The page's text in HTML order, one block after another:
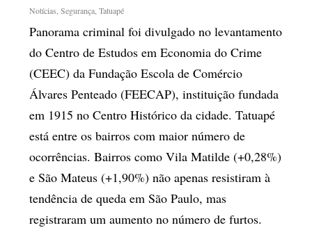
Notícias ,Segurança ,Tatuapé
Panorama criminal foi divulgado no levantamento
do Centro de Estudos em Economia do Crime
(CEEC) da Fundação Escola de Comércio
Álvares Penteado (FEECAP), instituição fundada
em 1915 no Centro Histórico da cidade. Tatuapé
está entre os bairros com maior número de
ocorrências. Bairros como Vila Matilde (+0,28%)
e São Mateus (+1,90%) não apenas resistiram à
tendência de queda em São Paulo, mas
registraram um aumento no número de furtos.